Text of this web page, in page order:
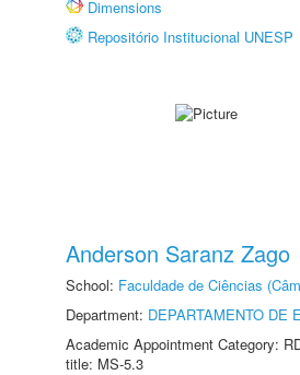
Dimensions
Repositório Institucional UNESP
Anderson Saranz Zago
School: Faculdade de Ciências
Department: DEPARTAMENTO DE
Academic Appointment Category:
title: MS-5.3